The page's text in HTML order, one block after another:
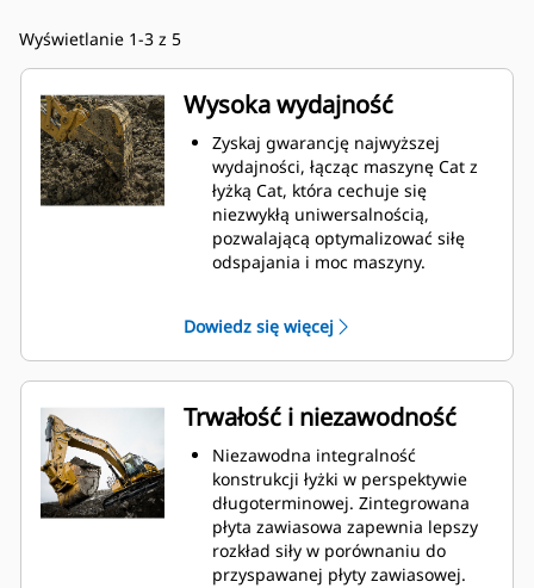
Wyświetlanie 1-3 z 5
Wysoka wydajność
Zyskaj gwarancję najwyższej
wydajności, łącząc maszynę Cat z
łyżką Cat, która cechuje się
niezwykłą uniwersalnością,
pozwalającą optymalizować siłę
odspajania i moc maszyny.
materiału na łyżkę. Zwiększony
prześwit lemiesza zapewnia
zmniejszony opór dolnej części
łyżki, co obniża koszty związane z
konserwacją.
Zużycie paliwa jest najwyższe
podczas kopania. Łyżki Cat
gwarantują szybkie cięcie
materiału w celu zwiększenia
ogólnej wydajności pracy maszyny.
Możesz załadować większą ilość
Dowiedz się więcej
Trwałość i niezawodność
Niezawodna integralność
konstrukcji łyżki w perspektywie
długoterminowej. Zintegrowana
płyta zawiasowa zapewnia lepszy
rozkład siły w porównaniu do
przyspawanej płyty zawiasowej.